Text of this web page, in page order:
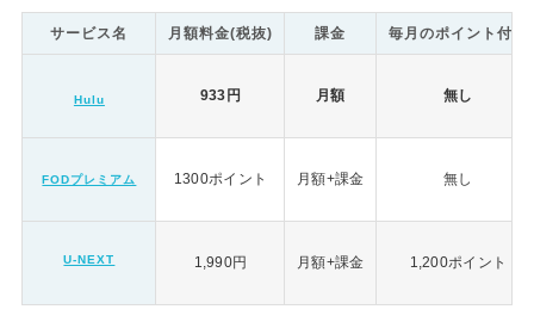
サービス名 月額料金(税抜) 課金 毎月のポイント付与
Hulu 933円 月額 無し
FODプレミアム 1300ポイント 月額+課金 無し
U-NEXT 1,990円 月額+課金 1,200ポイント